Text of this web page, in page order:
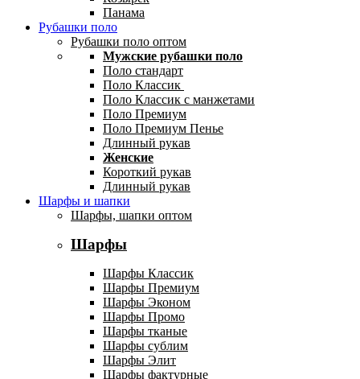
Панама
Рубашки поло
Рубашки поло оптом
Мужские рубашки поло
Поло стандарт
Поло Классик
Поло Классик с манжетами
Поло Премиум
Поло Премиум Пенье
Длинный рукав
Женские
Короткий рукав
Длинный рукав
Шарфы и шапки
Шарфы, шапки оптом
Шарфы
Шарфы Классик
Шарфы Премиум
Шарфы Эконом
Шарфы Промо
Шарфы тканые
Шарфы сублим
Шарфы Элит
Шарфы фактурные